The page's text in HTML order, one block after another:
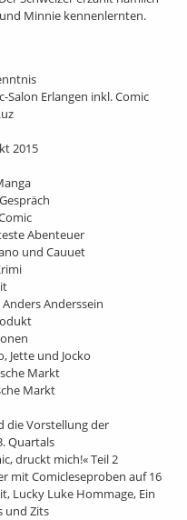
Minnie kennenlernten.
Salon Erlangen inkl. Comic
2015
Abenteuer
und Cauuet
Anderssein
Jette und Jocko
Markt
Markt
die Vorstellung der
Quartals
druckt mich!« Teil 2
mit Comicleseproben auf 16
Lucky Luke Hommage, Ein
und Zits